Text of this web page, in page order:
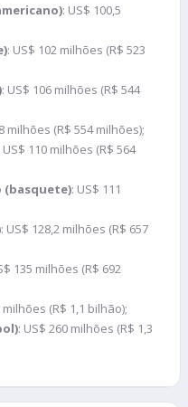
: US$ 100,5
: US$ 102 milhões (R$ 523
: US$ 106 milhões (R$ 544
milhões (R$ 554 milhões);
US$ 110 milhões (R$ 564
(basquete): US$ 111
: US$ 128,2 milhões (R$ 657
135 milhões (R$ 692
milhões (R$ 1,1 bilhão);
: US$ 260 milhões (R$ 1,3